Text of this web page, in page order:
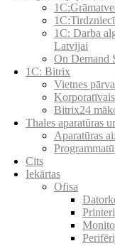
1С: Darba
Latvijai
On Demand
1C: Bitrix
Vietnes
Bitrix24
Thales aparatūras
Aparatūras
Cits
Iekārtas
Ofisa
Printeri